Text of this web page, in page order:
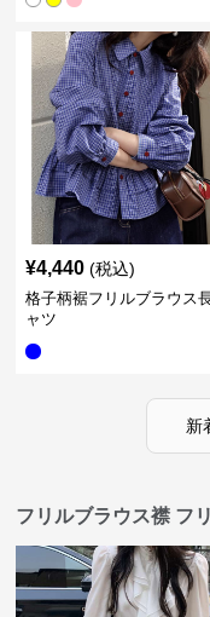
¥4,440 (税込)
格子柄裾フリルブラウス
ャツ
新
フリルブラウス襟 フ